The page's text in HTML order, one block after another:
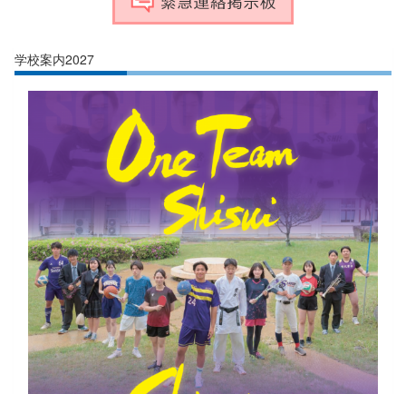
学校案内2027